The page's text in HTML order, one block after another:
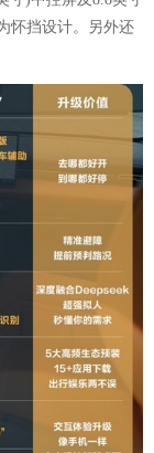
怀挡设计。另外还